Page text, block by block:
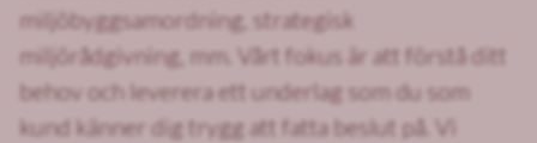
miljöbyggsamordning, strategisk
miljörådgivning, mm. Vårt fokus är att förstå ditt
behov och leverera ett underlag som du som
kund känner dig trygg att fatta beslut på. Vi